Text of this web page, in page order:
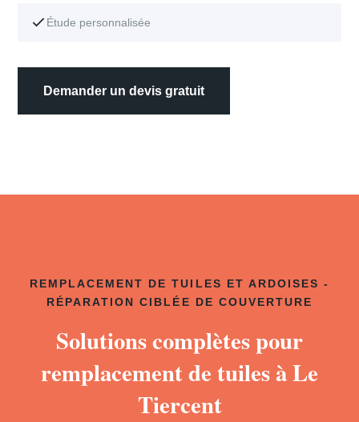
Étude personnalisée
Demander un devis gratuit
REMPLACEMENT DE TUILES ET ARDOISES -
RÉPARATION CIBLÉE DE COUVERTURE
Solutions complètes pour
remplacement de tuiles à Le
Tiercent